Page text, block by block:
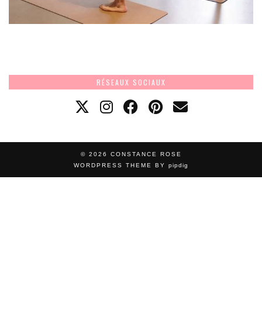
RÉSEAUX SOCIAUX
© 2026 CONSTANCE ROSE
WORDPRESS THEME BY pipdig